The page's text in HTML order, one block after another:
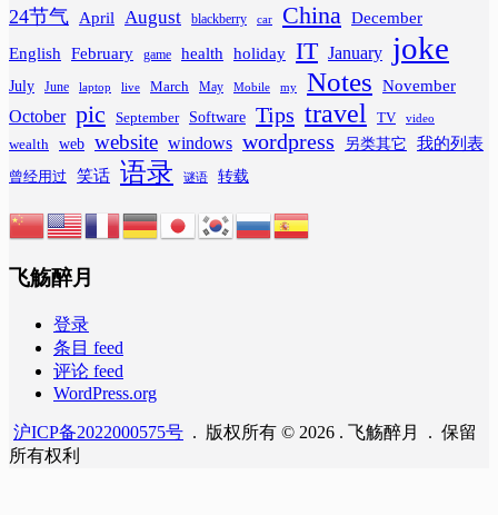
24节气 April August blackberry car China
December
English
February game health holiday IT January joke
July June laptop live March May Mobile my Notes November
October pic September Software Tips travel TV video
wealth web website windows wordpress 另类其它 我的列表
曾经用过 笑话 语录 谜语 转载
飞觞醉月
登录
条目 feed
评论 feed
WordPress.org
沪ICP备2022000575号 . 版权所有 © 2026 . 飞觞醉月 . 保留
所有权利